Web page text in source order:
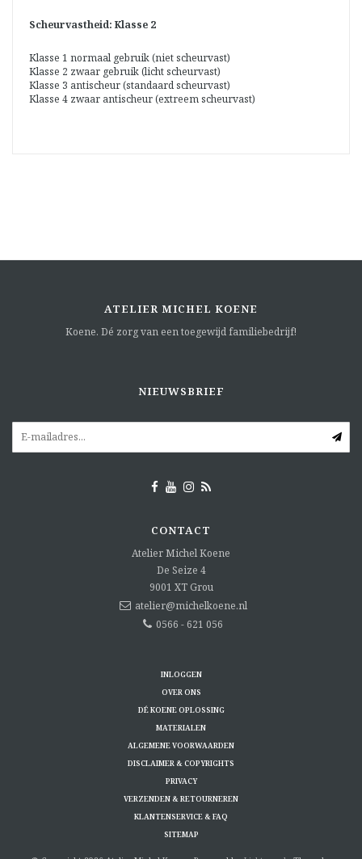
Scheurvastheid: Klasse 2
Klasse 1 normaal gebruik (niet scheurvast)
Klasse 2 zwaar gebruik (licht scheurvast)
Klasse 3 antischeur (standaard scheurvast)
Klasse 4 zwaar antischeur (extreem scheurvast)
ATELIER MICHEL KOENE
Koene. Dé zorg van een toegewijd familiebedrijf!
NIEUWSBRIEF
CONTACT
Atelier Michel Koene
De Seize 4
9001 XT Grou
atelier@michelkoene.nl
0566 - 621 056
INLOGGEN
OVER ONS
DÉ KOENE OPLOSSING
MATERIALEN
ALGEMENE VOORWAARDEN
DISCLAIMER & COPYRIGHTS
PRIVACY
VERZENDEN & RETOURNEREN
KLANTENSERVICE & FAQ
SITEMAP